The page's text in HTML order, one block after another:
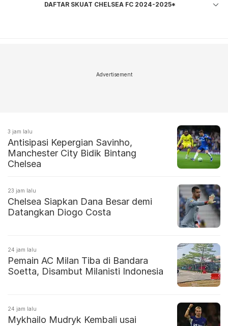
DAFTAR SKUAT CHELSEA FC 2024-2025*
Advertisement
3 jam lalu
Antisipasi Kepergian Savinho,
Manchester City Bidik Bintang
Chelsea
23 jam lalu
Chelsea Siapkan Dana Besar demi
Datangkan Diogo Costa
24 jam lalu
Pemain AC Milan Tiba di Bandara
Soetta, Disambut Milanisti Indonesia
24 jam lalu
Mykhailo Mudryk Kembali usai